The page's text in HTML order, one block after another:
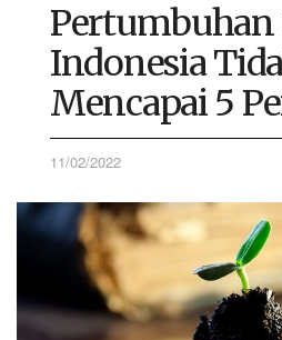
Indonesia
Mencapai 5
11/02/2022